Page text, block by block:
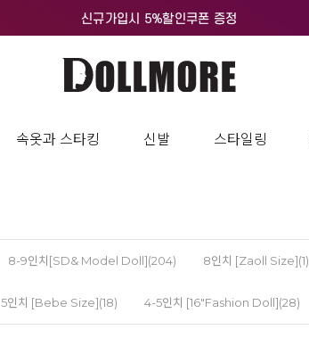
속옷과 스타킹 신발 스타일링
8-9인치[SD& Model Doll](204) 8인치 [Zaoll Size](1)
5인치 [Bebe Size](18) 4-5인치 [16"Fashion Doll](28)